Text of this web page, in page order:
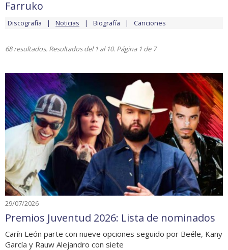
Farruko
Discografía Noticias Biografía Canciones
68 resultados. Resultados del 1 al 10. Página 1 de 7
29/07/2026
Premios Juventud 2026: Lista de nominados
Carín León parte con nueve opciones seguido por Beéle, Kany
García y Rauw Alejandro con siete